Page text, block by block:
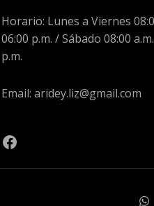
Horario: Lunes a Viernes
06:00 p.m. / Sábado 08:00
p.m.
Email: aridey.liz@gmail.com